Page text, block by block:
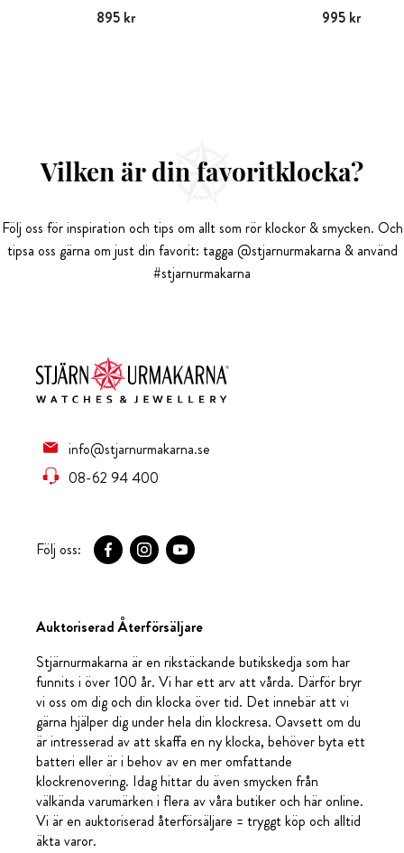
Pris:895 kr
895 kr Pris:995 kr
995 kr
Vilken är din favoritklocka?
Följ oss för inspiration och tips om allt som rör klockor & smycken. Och
tipsa oss gärna om just din favorit: tagga @stjarnurmakarna & använd
#stjarnurmakarna
info@stjarnurmakarna.se
08-62 94 400
Följ oss:
Auktoriserad Återförsäljare
Stjärnurmakarna är en rikstäckande butikskedja som har
funnits i över 100 år. Vi har ett arv att vårda. Därför bryr
vi oss om dig och din klocka över tid. Det innebär att vi
gärna hjälper dig under hela din klockresa. Oavsett om du
är intresserad av att skaffa en ny klocka, behöver byta ett
batteri eller är i behov av en mer omfattande
klockrenovering. Idag hittar du även smycken från
välkända varumärken i flera av våra butiker och här online.
Vi är en auktoriserad återförsäljare = tryggt köp och alltid
äkta varor.